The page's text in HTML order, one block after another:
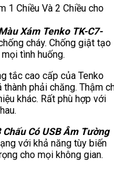
Xám Tenko TK-C7-
cháy. Chống giật tạo
tình huống.
tắc cao cấp của Tenko
phải chăng. Thậm
khác. Rất phù hợp với
Có USB Âm Tường
với khả năng tùy biến
cho mọi không gian.